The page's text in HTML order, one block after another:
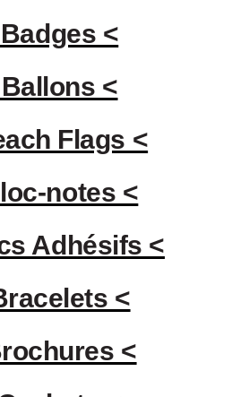
<
<
Flags <
notes <
Adhésifs <
<
<